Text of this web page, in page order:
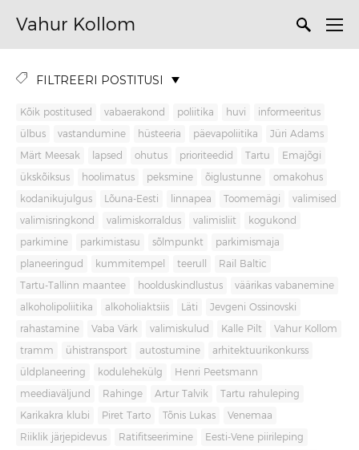
Vahur Kollom
FILTREERI POSTITUSI
Kõik postitused vabaerakond poliitika huvi informeeritus
ülbus vastandumine hüsteeria päevapoliitika Jüri Adams
Märt Meesak lapsed ohutus prioriteedid Tartu Emajõgi
ükskõiksus hoolimatus peksmine õiglustunne omakohus
kodanikujulgus Lõuna-Eesti linnapea Toomemägi valimised
valimisringkond valimiskorraldus valimisliit kogukond
parkimine parkimistasu sõlmpunkt parkimismaja
planeeringud kummitempel teerull Rail Baltic
Tartu-Tallinn maantee hoolduskindlustus väärikas vabanemine
alkoholipoliitika alkoholiaktsiis Läti Jevgeni Ossinovski
rahastamine Vaba Värk valimiskulud Kalle Pilt Vahur Kollom
tramm ühistransport autostumine arhitektuurikonkurss
üldplaneering kodulehekülg Henri Peetsmann
meediaväljund Rahinge Artur Talvik Tartu rahuleping
Karikakra klubi Piret Tarto Tõnis Lukas Venemaa
Riiklik järjepidevus Ratifitseerimine Eesti-Vene piirileping